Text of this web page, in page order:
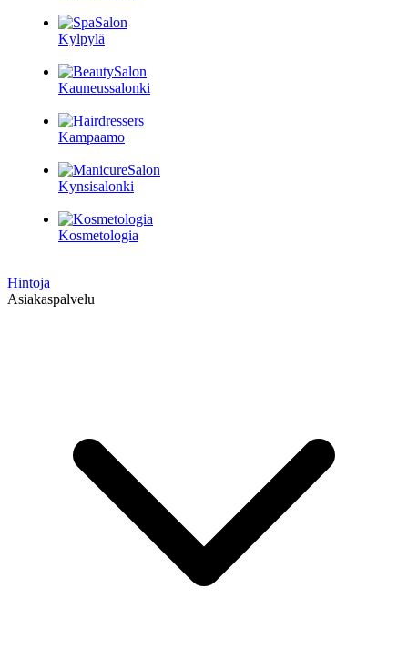
Kylpylä
Kauneussalonki
Kampaamo
Kynsisalonki
Kosmetologia
Hintoja
Asiakaspalvelu